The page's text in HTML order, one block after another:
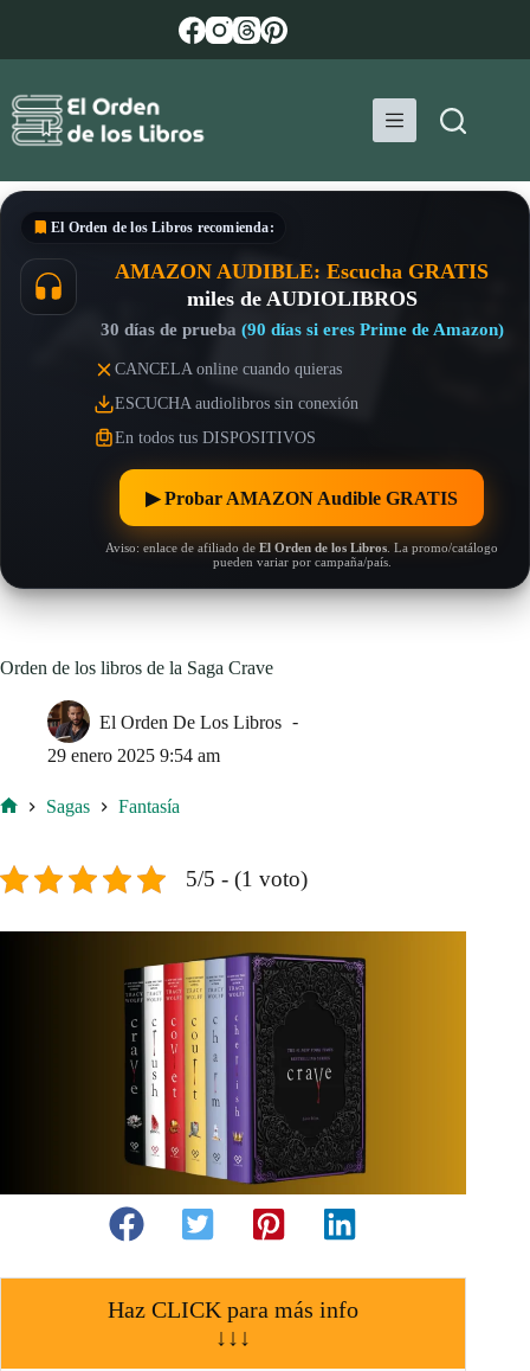
El Orden de los Libros recomienda:
AMAZON AUDIBLE: Escucha GRATIS
miles de AUDIOLIBROS
30 días de prueba (90 días si eres Prime de Amazon)
CANCELA online cuando quieras
ESCUCHA audiolibros sin conexión
En todos tus DISPOSITIVOS
▶︎ Probar AMAZON Audible GRATIS
Aviso: enlace de afiliado de El Orden de los Libros . La promo/catálogo
pueden variar por campaña/país.
Orden de los libros de la Saga Crave
El Orden De Los Libros
29 enero 2025 9:54 am
Sagas Fantasía
5/5 - (1 voto)
Haz CLICK para más info
↓↓↓